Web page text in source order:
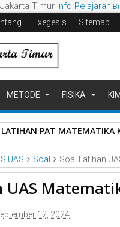
Timur Info Pelajaran
Exegesis Sitemap
METODE FISIKA
LATIHAN PAT
UAS Soal Soal Latihan
UAS
12, 2024